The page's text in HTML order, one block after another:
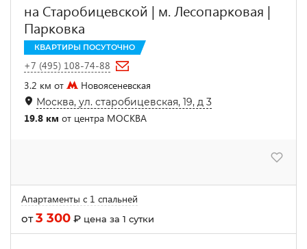
на Старобицевской | м. Лесопарковая |
Парковка
КВАРТИРЫ ПОСУТОЧНО
+7 (495) 108-74-88
3.2 км от
Новоясеневская
Москва, ул. старобицевская, 19, д 3
19.8 км от центра МОСКВА
Апартаменты с 1 спальней
от3 300 ₽ цена за 1 сутки